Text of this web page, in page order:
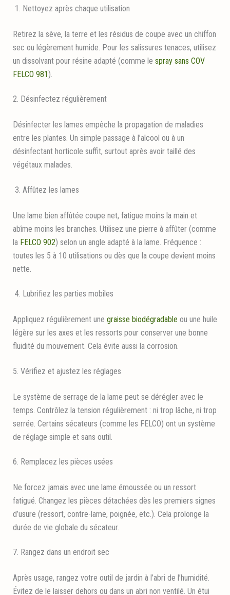
1. Nettoyez après chaque utilisation
Retirez la sève, la terre et les résidus de coupe avec un chiffon
sec ou légèrement humide. Pour les salissures tenaces, utilisez
un dissolvant pour résine adapté (comme le spray sans COV
FELCO 981).
2. Désinfectez régulièrement
Désinfecter les lames empêche la propagation de maladies
entre les plantes. Un simple passage à l’alcool ou à un
désinfectant horticole suffit, surtout après avoir taillé des
végétaux malades.
3. Affûtez les lames
Une lame bien affûtée coupe net, fatigue moins la main et
abîme moins les branches. Utilisez une pierre à affûter (comme
la FELCO 902) selon un angle adapté à la lame. Fréquence :
toutes les 5 à 10 utilisations ou dès que la coupe devient moins
nette.
4. Lubrifiez les parties mobiles
Appliquez régulièrement une graisse biodégradable ou une huile
légère sur les axes et les ressorts pour conserver une bonne
fluidité du mouvement. Cela évite aussi la corrosion.
5. Vérifiez et ajustez les réglages
Le système de serrage de la lame peut se dérégler avec le
temps. Contrôlez la tension régulièrement : ni trop lâche, ni trop
serrée. Certains sécateurs (comme les FELCO) ont un système
de réglage simple et sans outil.
6. Remplacez les pièces usées
Ne forcez jamais avec une lame émoussée ou un ressort
fatigué. Changez les pièces détachées dès les premiers signes
d’usure (ressort, contre-lame, poignée, etc.). Cela prolonge la
durée de vie globale du sécateur.
7. Rangez dans un endroit sec
Après usage, rangez votre outil de jardin à l’abri de l’humidité.
Évitez de le laisser dehors ou dans un abri non ventilé. Un étui